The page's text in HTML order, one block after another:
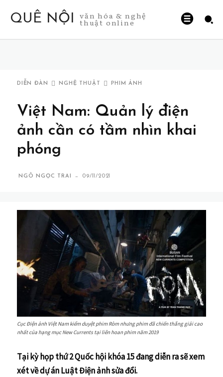
QUÊ NỘI văn hóa & nghệ
thuật online
DIỄN ĐÀN NGHỆ THUẬT PHIM ẢNH
Việt Nam: Quản lý điện
ảnh cần có tầm nhìn khai
phóng
NGÔ NGỌC TRAI - 09/11/2021
Cục Điện ảnh Việt Nam kiểm duyệt phim Ròm nhưng phim đã chiến thắng giải cao
nhất của hạng mục New Currents tại liên hoan phim năm 2019
Tại kỳ họp thứ 2 Quốc hội khóa 15 đang diễn ra sẽ xem
xét về dự án Luật Điện ảnh sửa đổi.